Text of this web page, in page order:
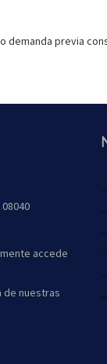
demanda previa
accede
de nuestras